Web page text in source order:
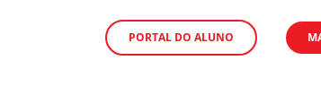
PORTAL DO ALUNO